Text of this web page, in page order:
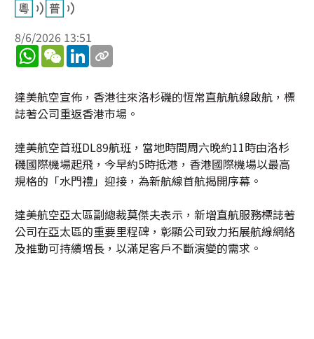
8/6/2026 13:51
WhatsApp
WeChatLinkedIn
達美航空宣佈，香港往來洛杉磯的恆常直航航線啟航，標
誌著公司重返香港市場。
達美航空首班DL89航班，當地時間周六晚約11時由洛杉
磯國際機場起飛，今早約5時抵港，香港國際機場以最高
規格的「水門禮」迎接，為新航線首航揭開序幕。
達美航空亞太區副總裁莫傑夫表示，新增直航服務標誌著
公司在亞太區的重要里程碑，彰顯公司致力拓展航線網絡
及推動可持續增長，以滿足客戶不斷演變的需求。